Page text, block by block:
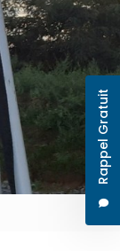
Rappel Gratuit